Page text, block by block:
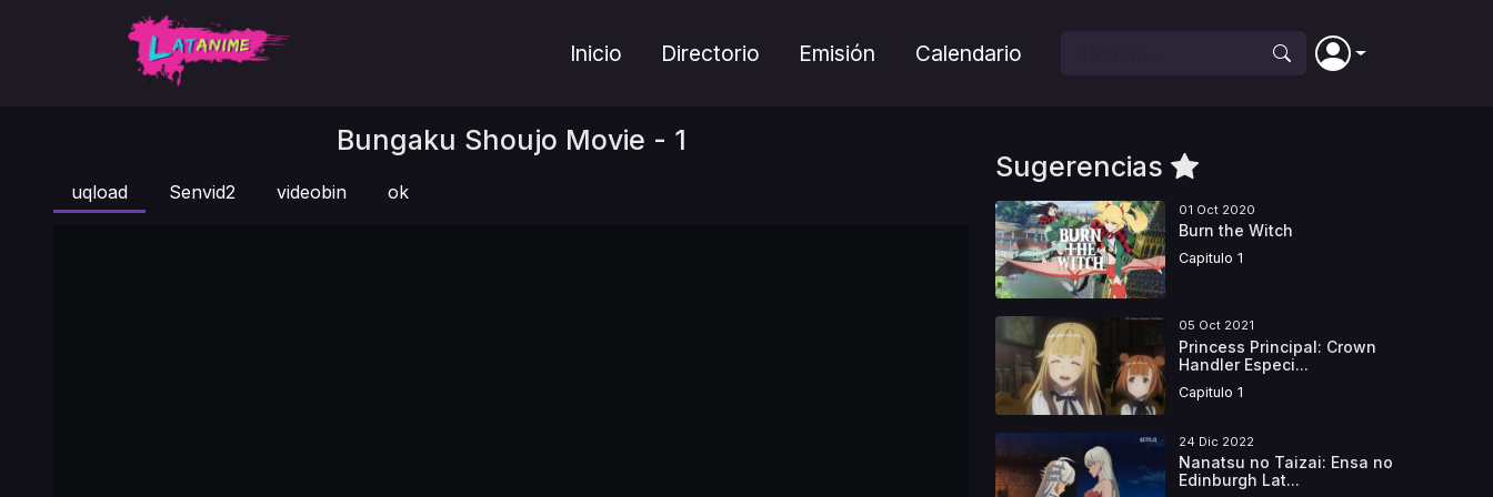
Inicio Directorio Emisión Calendario
Bungaku Shoujo Movie - 1
uqload Senvid2 videobin ok
Sugerencias
01 Oct 2020
Burn the Witch
Capitulo 1
05 Oct 2021
Princess Principal: Crown
Handler Especi...
Capitulo 1
24 Dic 2022
Nanatsu no Taizai: Ensa no
Edinburgh Lat...